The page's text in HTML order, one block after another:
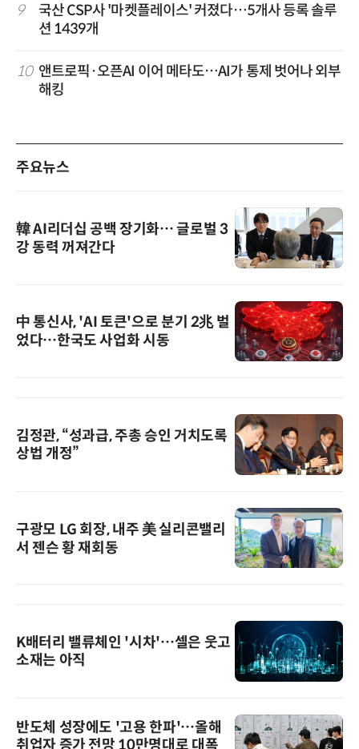
9
국산 CSP사 '마켓플레이스' 커졌다…5개사 등록 솔루
션 1439개
10 앤트로픽·오픈AI 이어 메타도…AI가 통제 벗어나 외부
해킹
주요뉴스
韓 AI리더십 공백 장기화… 글로벌 3
강 동력 꺼져간다
中 통신사, 'AI 토큰'으로 분기 2兆 벌
었다…한국도 사업화 시동
김정관, “성과급, 주총 승인 거치도록
상법 개정”
구광모 LG 회장, 내주 美 실리콘밸리
서 젠슨 황 재회동
K배터리 밸류체인 '시차'…셀은 웃고
소재는 아직
반도체 성장에도 '고용 한파'…올해
취업자 증가 전망 10만명대로 대폭